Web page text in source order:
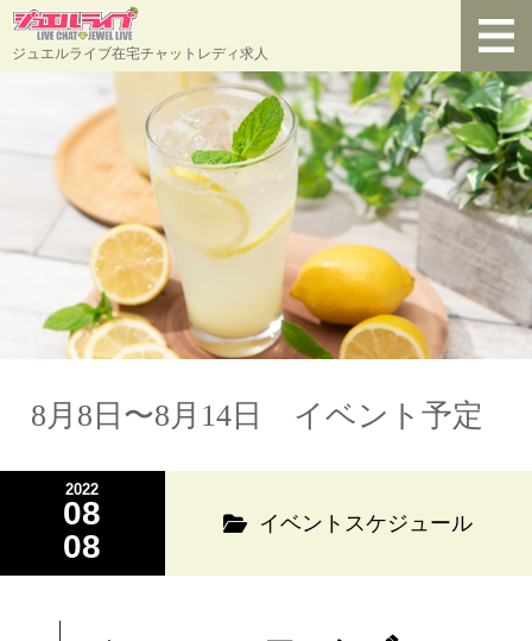
ジュエルライブ在宅チャットレディ求人
8月8日〜8月14日 イベント予定
2022
08
08
イベントスケジュール